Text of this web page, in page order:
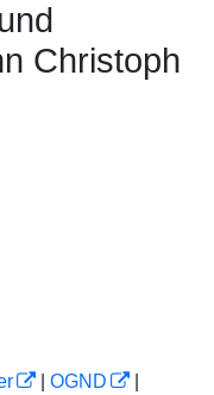
Christoph
OGND